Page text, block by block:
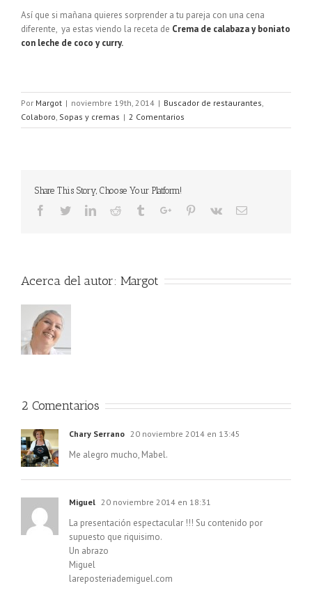
Así que si mañana quieres sorprender a tu pareja con una cena
diferente, ya estas viendo la receta de Crema de calabaza y boniato
con leche de coco y curry.
Por Margot | noviembre 19th, 2014 | Buscador de restaurantes
Colaboro Sopas y cremas | 2 Comentarios
Share This Story, Choose Your Platform!
Acerca del autor: Margot
2 Comentarios
Chary Serrano 20 noviembre 2014 en 13:45
Me alegro mucho, Mabel.
Miguel 20 noviembre 2014 en 18:31
La presentación espectacular !!! Su contenido por
supuesto que riquisimo.
Un abrazo
Miguel
lareposteriademiguel.com